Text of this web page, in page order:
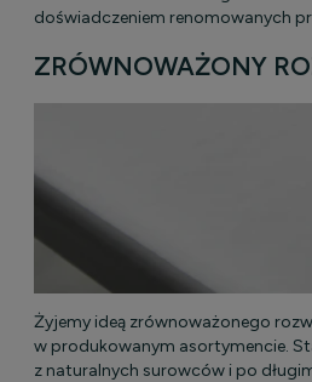
doświadczeniem renomowanych
ZRÓWNOWAŻONY
Żyjemy ideą zrównoważonego
w produkowanym asortymencie.
z naturalnych surowców i po